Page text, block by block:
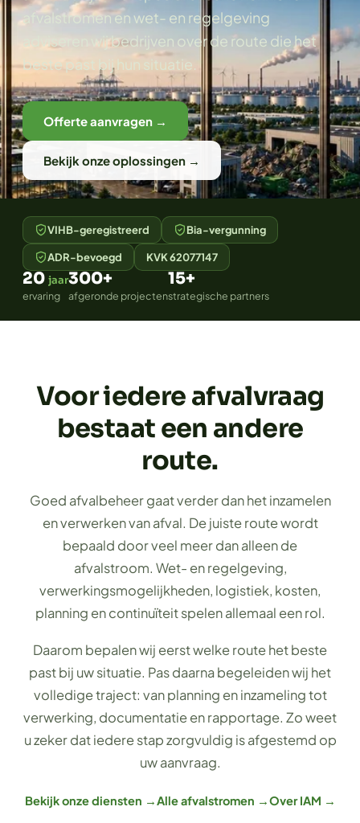
afvalstromen en wet- en regelgeving
adviseren wij bedrijven over de route die het
beste past bij hun situatie.
Offerte aanvragen →
Bekijk onze oplossingen →
VIHB-geregistreerd Bia-vergunning
ADR-bevoegd KVK 62077147
20 jaar
ervaring
300+
afgeronde projecten
15+
strategische partners
Voor iedere afvalvraag
bestaat een andere
route.
Goed afvalbeheer gaat verder dan het inzamelen
en verwerken van afval. De juiste route wordt
bepaald door veel meer dan alleen de
afvalstroom. Wet- en regelgeving,
verwerkingsmogelijkheden, logistiek, kosten,
planning en continuïteit spelen allemaal een rol.
Daarom bepalen wij eerst welke route het beste
past bij uw situatie. Pas daarna begeleiden wij het
volledige traject: van planning en inzameling tot
verwerking, documentatie en rapportage. Zo weet
u zeker dat iedere stap zorgvuldig is afgestemd op
uw aanvraag.
Bekijk onze diensten →Alle afvalstromen →Over IAM →